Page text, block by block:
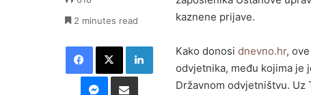
kaznene prijave.
Kako donosi dnevno.hr,
odvjetnika, među kojima je
Državnom odvjetništvu. Uz
2 minutes read
Facebook
X LinkedIn
Messenger
Podijeli putem E-maila